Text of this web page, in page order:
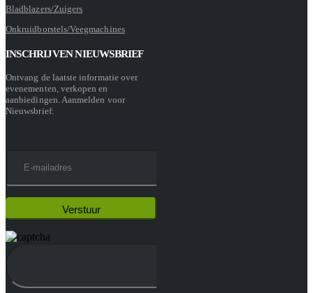
Bladblazers/Zuigers
Onkruidborstels/Veegmachines
INSCHRIJVEN NIEUWSBRIEF
Ontvang de laatste informatie over
evenementen, verkopen en
aanbiedingen. Aanmelden voor
Nieuwsbrief: